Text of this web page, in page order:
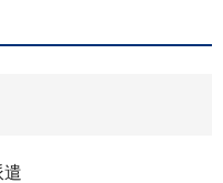
遣